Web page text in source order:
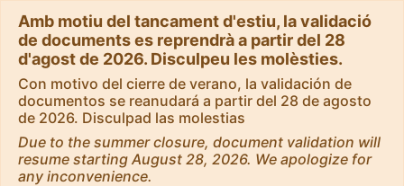
Amb motiu del tancament d'estiu, la validació
de documents es reprendrà a partir del 28
d'agost de 2026. Disculpeu les molèsties.
Con motivo del cierre de verano, la validación de
documentos se reanudará a partir del 28 de agosto
de 2026. Disculpad las molestias
Due to the summer closure, document validation will
resume starting August 28, 2026. We apologize for
any inconvenience.